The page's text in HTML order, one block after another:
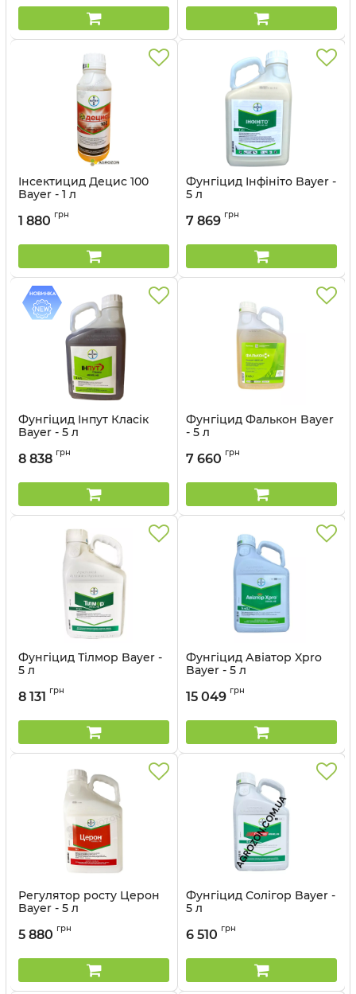
Інсектицид Децис 100
Bayer - 1 л
1 880 грн
Фунгіцид Інфініто Bayer -
5 л
7 869 грн
Фунгіцид Інпут Класік
Bayer - 5 л
8 838 грн
Фунгіцид Фалькон Bayer
- 5 л
7 660 грн
Фунгіцид Тілмор Bayer -
5 л
8 131 грн
Фунгіцид Авіатор Xpro
Bayer - 5 л
15 049 грн
Регулятор росту Церон
Bayer - 5 л
5 880 грн
Фунгіцид Солігор Bayer -
5 л
6 510 грн